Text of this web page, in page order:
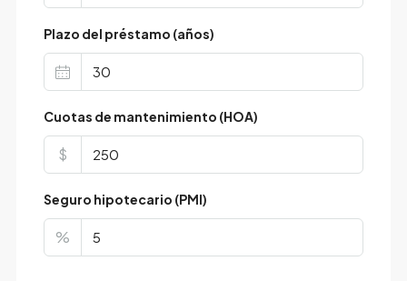
Plazo del préstamo (años)
Cuotas de mantenimiento (HOA)
$
Seguro hipotecario (PMI)
%